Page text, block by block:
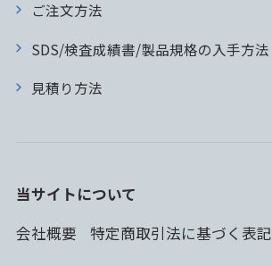
ご注文方法
SDS/検査成績書/製品規格の入手方法
見積り方法
当サイトについて
会社概要
特定商取引法に基づく表記